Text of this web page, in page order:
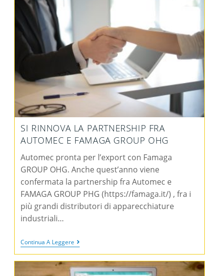
SI RINNOVA LA PARTNERSHIP FRA
AUTOMEC E FAMAGA GROUP OHG
Automec pronta per l’export con Famaga
GROUP OHG. Anche quest’anno viene
confermata la partnership fra Automec e
FAMAGA GROUP PHG (https://famaga.it/) , fra i
più grandi distributori di apparecchiature
industriali…
Continua A Leggere